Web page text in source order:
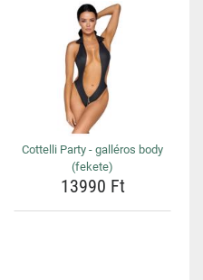
Cottelli Party - galléros body
(fekete)
13990 Ft